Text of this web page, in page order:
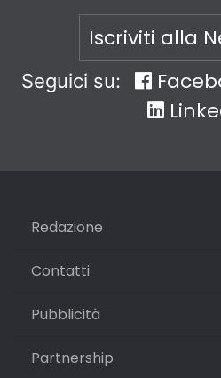
Iscriviti alla
Seguici su:
Redazione
Contatti
Pubblicità
Partnership